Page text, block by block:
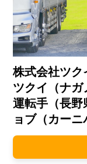
株式会社ツク
ツクイ（ナガ
運転手（長野
ョブ（カーニ